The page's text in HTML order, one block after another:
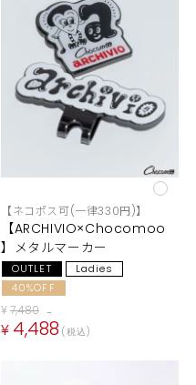
【ネコポス可(一律330円)】
【ARCHIVIO×Chocomoo
】メタルマーカー
OUTLET
Ladies
40%OFF
¥7,480 →
¥ 4,488 税込